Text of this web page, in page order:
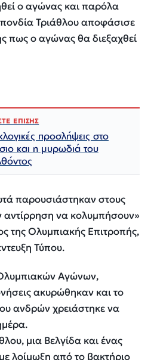
ο αγώνας και παρόλα
Τριάθλου αποφάσισε
πως ο αγώνας θα διεξαχθεί
ΕΠΙΣΗΣ
προσλήψεις στο
και η μυρωδιά του
παρουσιάστηκαν στους
αντίρρηση να κολυμπήσουν»
της Ολυμπιακής Επιτροπής,
Τύπου.
Αγώνων,
ακυρώθηκαν και το
ανδρών χρειάστηκε να
μια Βελγίδα και ένας
λοίμωξη από το βακτήριο